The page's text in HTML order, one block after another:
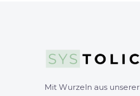
Mit Wurzeln aus unserer